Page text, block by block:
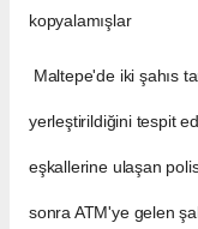
kopyalamışlar
Maltepe'de iki şahıs
yerleştirildiğini tespit
eşkallerine ulaşan
sonra ATM'ye gelen